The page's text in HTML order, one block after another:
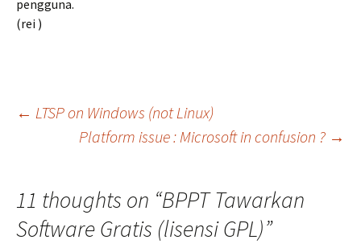
pengguna.
(rei )
Post
← LTSP on Windows (not Linux)
Platform issue : Microsoft in confusion ? →
11 thoughts on “BPPT Tawarkan
Software Gratis (lisensi GPL)”